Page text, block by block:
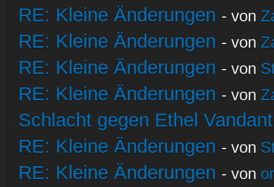
RE: Kleine Änderungen - von
RE: Kleine Änderungen - von
RE: Kleine Änderungen - von
RE: Kleine Änderungen - von
Schlacht gegen Ethel Vandant
RE: Kleine Änderungen - von
RE: Kleine Änderungen - von